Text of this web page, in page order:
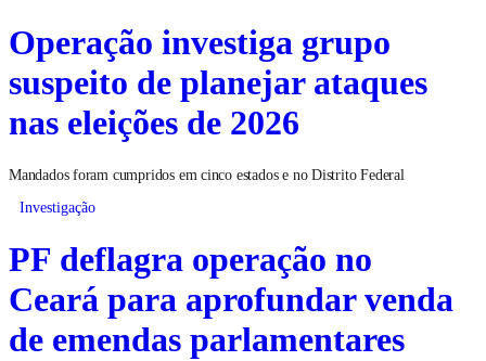
Operação investiga grupo
suspeito de planejar ataques
nas eleições de 2026
Mandados foram cumpridos em cinco estados e no Distrito Federal
Investigação
PF deflagra operação no
Ceará para aprofundar venda
de emendas parlamentares